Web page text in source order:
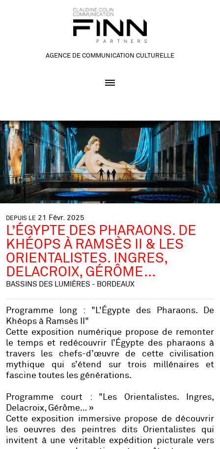
AGENCE DE COMMUNICATION CULTURELLE
DEPUIS LE 21 Févr. 2025
L’ÉGYPTE DES PHARAONS. DE
KHÉOPS À RAMSÈS II & LES
ORIENTALISTES. INGRES,
DELACROIX, GÉRÔME...
BASSINS DES LUMIÈRES - BORDEAUX
Programme long : "L'Égypte des Pharaons. De
Khéops à Ramsès II"
Cette exposition numérique propose de remonter
le temps et redécouvrir l’Égypte des pharaons à
travers les chefs-d’œuvre de cette civilisation
mythique qui s’étend sur trois millénaires et
fascine toutes les générations.
Programme court : "Les Orientalistes. Ingres,
Delacroix, Gérôme… »
Cette exposition immersive propose de découvrir
les oeuvres des peintres dits Orientalistes qui
invitent à une véritable expédition picturale vers